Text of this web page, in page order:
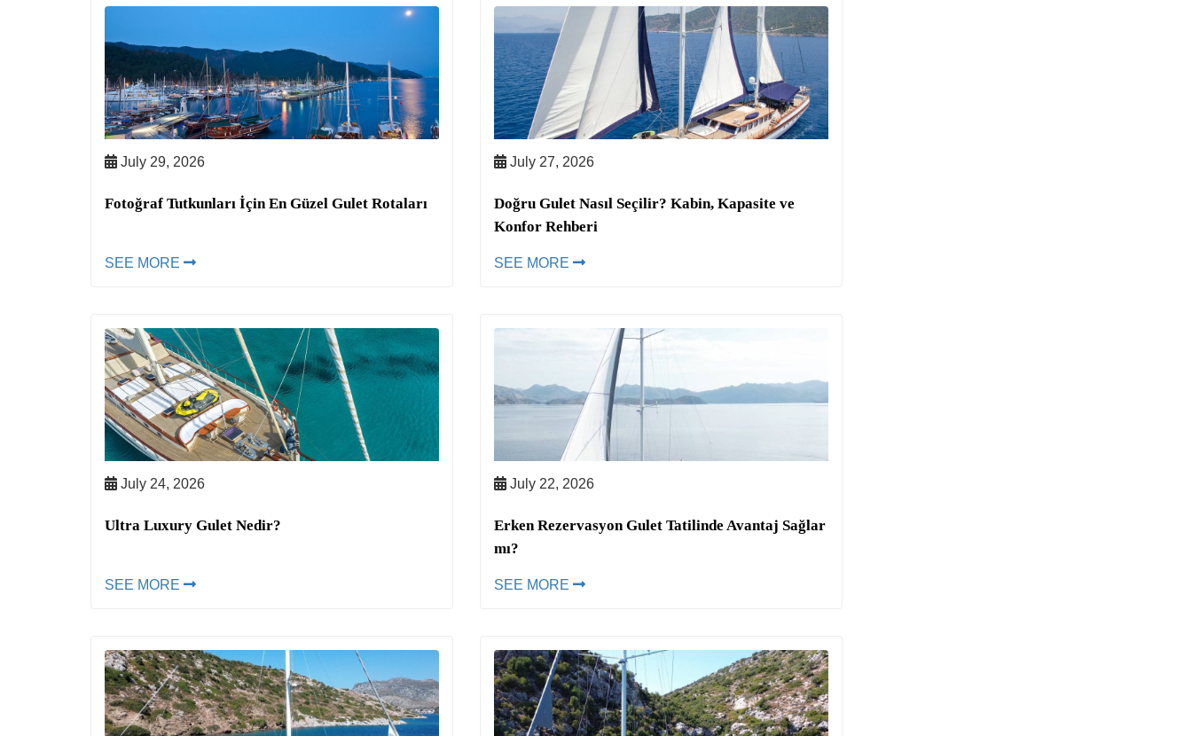
July 29, 2026
Fotoğraf Tutkunları İçin En Güzel Gulet Rotaları
SEE MORE
July 27, 2026
Doğru Gulet Nasıl Seçilir? Kabin, Kapasite ve
Konfor Rehberi
SEE MORE
July 24, 2026
Ultra Luxury Gulet Nedir?
SEE MORE
July 22, 2026
Erken Rezervasyon Gulet Tatilinde Avantaj Sağlar
mı?
SEE MORE